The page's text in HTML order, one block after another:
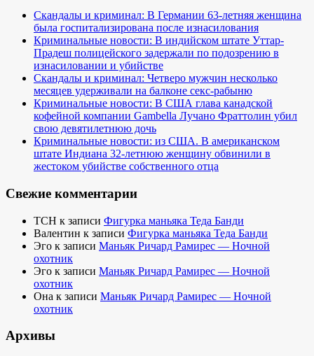
Скандалы и криминал: В Германии 63-летняя женщина
была госпитализирована после изнасилования
Криминальные новости: В индийском штате Уттар-
Прадеш полицейского задержали по подозрению в
изнасиловании и убийстве
Скандалы и криминал: Четверо мужчин несколько
месяцев удерживали на балконе секс-рабыню
Криминальные новости: В США глава канадской
кофейной компании Gambella Лучано Фраттолин убил
свою девятилетнюю дочь
Криминальные новости: из США. В американском
штате Индиана 32-летнюю женщину обвинили в
жестоком убийстве собственного отца
Свежие комментарии
TCH к записи Фигурка маньяка Теда Банди
Валентин к записи Фигурка маньяка Теда Банди
Эго к записи Маньяк Ричард Рамирес — Ночной
охотник
Эго к записи Маньяк Ричард Рамирес — Ночной
охотник
Она к записи Маньяк Ричард Рамирес — Ночной
охотник
Архивы